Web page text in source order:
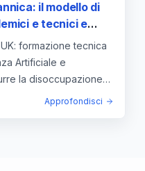
il modello di
e tecnici e
formazione tecnica
Artificiale e
la disoccupazione
Approfondisci